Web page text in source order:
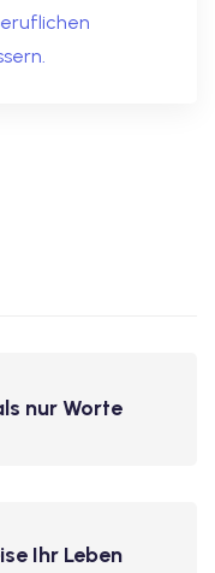
nur Worte
Ihr Leben